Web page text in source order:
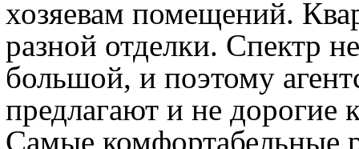
хозяевам помещений.
разной отделки. Спектр
большой, и поэтому
предлагают и не дорогие
Самые комфортабельные